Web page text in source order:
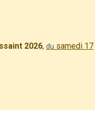
2026, du samedi 17